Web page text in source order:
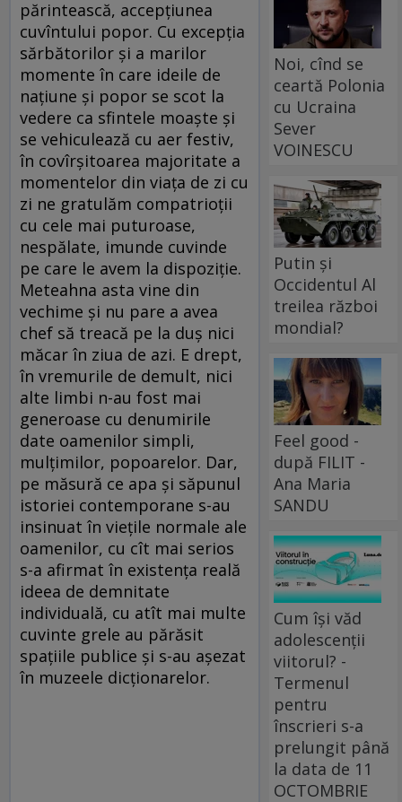
părintească, accepţiunea
cuvîntului popor. Cu excepţia
sărbătorilor şi a marilor
momente în care ideile de
naţiune şi popor se scot la
vedere ca sfintele moaşte şi
se vehiculează cu aer festiv,
în covîrşitoarea majoritate a
momentelor din viaţa de zi cu
zi ne gratulăm compatrioţii
cu cele mai puturoase,
nespălate, imunde cuvinde
pe care le avem la dispoziţie.
Meteahna asta vine din
vechime şi nu pare a avea
chef să treacă pe la duş nici
măcar în ziua de azi. E drept,
în vremurile de demult, nici
alte limbi n-au fost mai
generoase cu denumirile
date oamenilor simpli,
mulţimilor, popoarelor. Dar,
pe măsură ce apa şi săpunul
istoriei contemporane s-au
insinuat în vieţile normale ale
oamenilor, cu cît mai serios
s-a afirmat în existenţa reală
ideea de demnitate
individuală, cu atît mai multe
cuvinte grele au părăsit
spaţiile publice şi s-au aşezat
în muzeele dicţionarelor.
Noi, cînd se
ceartă Polonia
cu Ucraina
Sever
VOINESCU
Putin și
Occidentul Al
treilea război
mondial?
Feel good -
după FILIT -
Ana Maria
SANDU
Cum își văd
adolescenții
viitorul? -
Termenul
pentru
înscrieri s-a
prelungit până
la data de 11
OCTOMBRIE